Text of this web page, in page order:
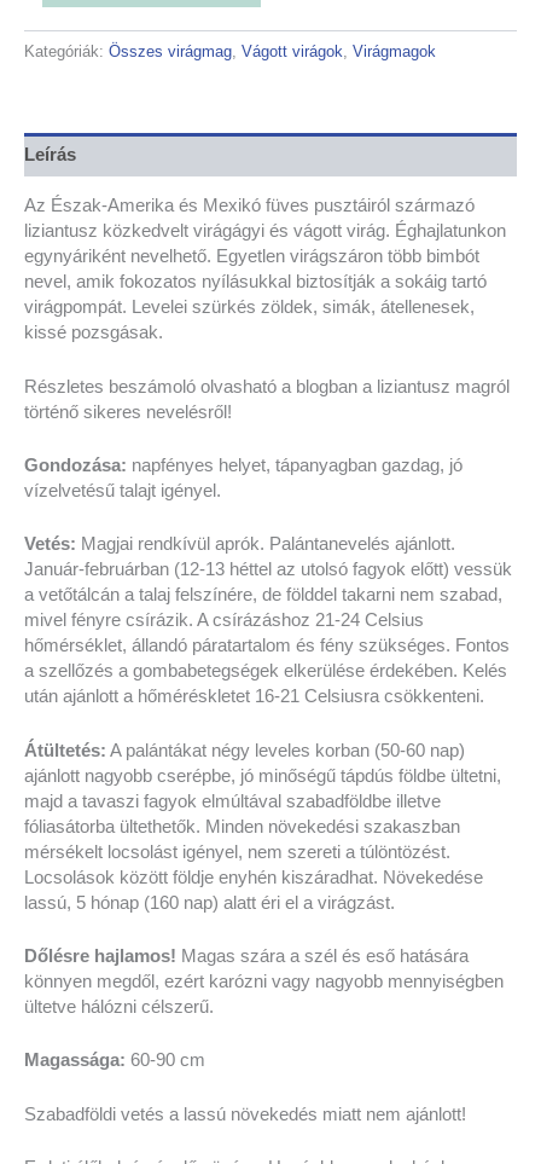
Kategóriák: Összes virágmag Vágott virágok Virágmagok
Leírás
Az Észak-Amerika és Mexikó füves pusztáiról származó
liziantusz közkedvelt virágágyi és vágott virág. Éghajlatunkon
egynyáriként nevelhető. Egyetlen virágszáron több bimbót
nevel, amik fokozatos nyílásukkal biztosítják a sokáig tartó
virágpompát. Levelei szürkés zöldek, simák, átellenesek,
kissé pozsgásak.
Részletes beszámoló olvasható a blogban a liziantusz magról
történő sikeres nevelésről!
Gondozása: napfényes helyet, tápanyagban gazdag, jó
vízelvetésű talajt igényel.
Vetés: Magjai rendkívül aprók. Palántanevelés ajánlott.
Január-februárban (12-13 héttel az utolsó fagyok előtt) vessük
a vetőtálcán a talaj felszínére, de földdel takarni nem szabad,
mivel fényre csírázik. A csírázáshoz 21-24 Celsius
hőmérséklet, állandó páratartalom és fény szükséges. Fontos
a szellőzés a gombabetegségek elkerülése érdekében. Kelés
után ajánlott a hőméréskletet 16-21 Celsiusra csökkenteni.
Átültetés: A palántákat négy leveles korban (50-60 nap)
ajánlott nagyobb cserépbe, jó minőségű tápdús földbe ültetni,
majd a tavaszi fagyok elmúltával szabadföldbe illetve
fóliasátorba ültethetők. Minden növekedési szakaszban
mérsékelt locsolást igényel, nem szereti a túlöntözést.
Locsolások között földje enyhén kiszáradhat. Növekedése
lassú, 5 hónap (160 nap) alatt éri el a virágzást.
Dőlésre hajlamos! Magas szára a szél és eső hatására
könnyen megdől, ezért karózni vagy nagyobb mennyiségben
ültetve hálózni célszerű.
Magassága: 60-90 cm
Szabadföldi vetés a lassú növekedés miatt nem ajánlott!